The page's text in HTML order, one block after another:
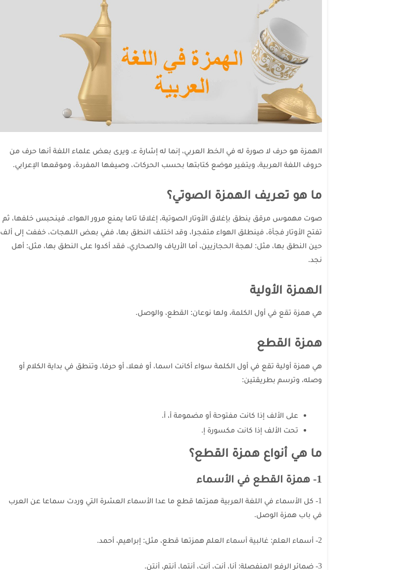
الهمزة هو حرف لا صورة له في الخط العربي، إنما له إشارة ء، ويرى بعض علماء اللغة أنها حرف من
حروف اللغة العربية، ويتغير موضع كتابتها بحسب الحركات، وصيغها المفردة، وموقعها الإعرابي.
ما هو تعريف الهمزة الصوتي؟
صوت مهموس مرقق ينطق بإغلاق الأوتار الصوتية، إغلاقا تاما يمنع مرور الهواء، فينحبس خلفها، ثم
تفتح الأوتار فجأة، فينطلق الهواء متفجرا، وقد اختلف النطق بها، ففي بعض اللهجات، خففت إلى ألف
حين النطق بها، مثل: لهجة الحجازيين، أما الأرياف والصحاري، فقد أكدوا على النطق بها، مثل: أهل
نجد.
الهمزة الأولية
هي همزة تقع في أول الكلمة، ولها نوعان: القطع، والوصل.
همزة القطع
هي همزة أولية تقع في أول الكلمة سواء أكانت اسما، أو فعلا، أو حرفا، وتنطق في بداية الكلام أو
وصله، وترسم بطريقتين:
على الألف إذا كانت مفتوحة أو مضمومة أ، أ.
تحت الألف إذا كانت مكسورة إ.
ما هي أنواع همزة القطع؟
1- همزة القطع في الأسماء
1- كل الأسماء في اللغة العربية همزتها قطع ما عدا الأسماء العشرة التي وردت سماعا عن العرب
في باب همزة الوصل.
2- أسماء العلم: غالبية أسماء العلم همزتها قطع، مثل: إبراهيم، أحمد.
3- ضمائر الرفع المنفصلة: أنا، أنت، أنت، أنتما، أنتم، أنتن.